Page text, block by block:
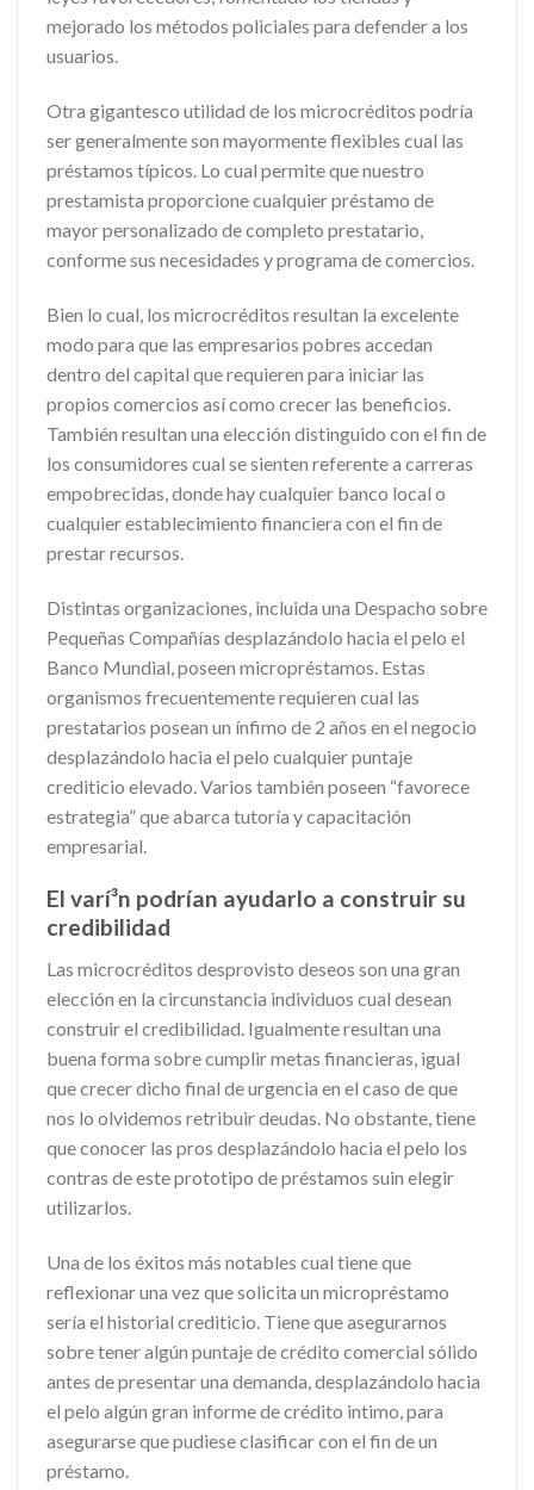
mejorado los métodos policiales para defender a los
usuarios.
Otra gigantesco utilidad de los microcréditos podrí­a
ser generalmente son mayormente flexibles cual las
préstamos tí­picos. Lo cual permite que nuestro
prestamista proporcione cualquier préstamo de
mayor personalizado de completo prestatario,
conforme sus necesidades y programa de comercios.
Bien lo cual, los microcréditos resultan la excelente
modo para que las empresarios pobres accedan
dentro del capital que requieren para iniciar las
propios comercios así­ como crecer las beneficios.
También resultan una elección distinguido con el fin de
los consumidores cual se sienten referente a carreras
empobrecidas, donde hay cualquier banco local o
cualquier establecimiento financiera con el fin de
prestar recursos.
Distintas organizaciones, incluida una Despacho sobre
Pequeñas Compañías desplazándolo hacia el pelo el
Banco Mundial, poseen micropréstamos. Estas
organismos frecuentemente requieren cual las
prestatarios posean un ínfimo de 2 años en el negocio
desplazándolo hacia el pelo cualquier puntaje
crediticio elevado. Varios también poseen “favorece
estrategia” que abarca tutoría y capacitación
empresarial.
El varí³n podrían ayudarlo a construir su
credibilidad
Las microcréditos desprovisto deseos son una gran
elección en la circunstancia individuos cual desean
construir el credibilidad. Igualmente resultan una
buena forma sobre cumplir metas financieras, igual
que crecer dicho final de urgencia en el caso de que
nos lo olvidemos retribuir deudas. No obstante, tiene
que conocer las pros desplazándolo hacia el pelo los
contras de este prototipo de préstamos suin elegir
utilizarlos.
Una de los éxitos más notables cual tiene que
reflexionar una vez que solicita un micropréstamo
serí­a el historial crediticio. Tiene que asegurarnos
sobre tener algún puntaje de crédito comercial sólido
antes de presentar una demanda, desplazándolo hacia
el pelo algún gran informe de crédito intimo, para
asegurarse que pudiese clasificar con el fin de un
préstamo.